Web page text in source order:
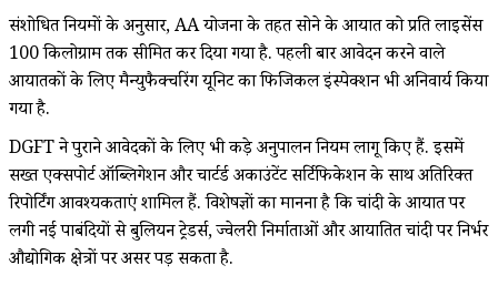
संशोधित नियमों के अनुसार, AA योजना के तहत सोने के आयात को प्रति लाइसेंस
100 किलोग्राम तक सीमित कर दिया गया है. पहली बार आवेदन करने वाले
आयातकों के लिए मैन्युफैक्चरिंग यूनिट का फिजिकल इंस्पेक्शन भी अनिवार्य किया
गया है.
DGFT ने पुराने आवेदकों के लिए भी कड़े अनुपालन नियम लागू किए हैं. इसमें
सख्त एक्सपोर्ट ऑब्लिगेशन और चार्टर्ड अकाउंटेंट सर्टिफिकेशन के साथ अतिरिक्त
रिपोर्टिंग आवश्यकताएं शामिल हैं. विशेषज्ञों का मानना है कि चांदी के आयात पर
लगी नई पाबंदियों से बुलियन ट्रेडर्स, ज्वेलरी निर्माताओं और आयातित चांदी पर निर्भर
औद्योगिक क्षेत्रों पर असर पड़ सकता है.